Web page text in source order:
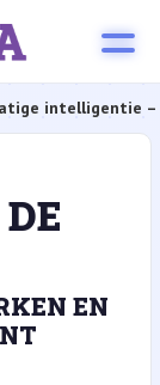
intelligentie –
EN